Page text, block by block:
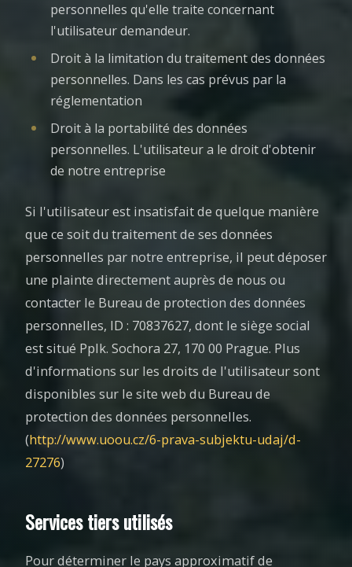
personnelles qu'elle traite concernant
l'utilisateur demandeur.
Droit à la limitation du traitement des données
personnelles. Dans les cas prévus par la
réglementation
Droit à la portabilité des données
personnelles. L'utilisateur a le droit d'obtenir
de notre entreprise
Si l'utilisateur est insatisfait de quelque manière
que ce soit du traitement de ses données
personnelles par notre entreprise, il peut déposer
une plainte directement auprès de nous ou
contacter le Bureau de protection des données
personnelles, ID : 70837627, dont le siège social
est situé Pplk. Sochora 27, 170 00 Prague. Plus
d'informations sur les droits de l'utilisateur sont
disponibles sur le site web du Bureau de
protection des données personnelles.
(http://www.uoou.cz/6-prava-subjektu-udaj/d-
27276)
Services tiers utilisés
Pour déterminer le pays approximatif de